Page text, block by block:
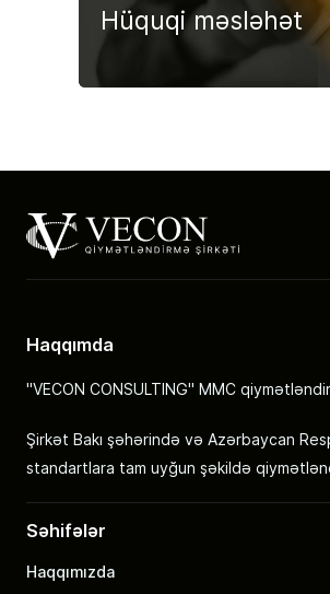
Hüquqi məsləhət
Haqqımda
"VECON CONSULTING" MMC
Şirkət Bakı şəhərində və Azərbaycan
standartlara tam uyğun şəkildə
Səhifələr
Haqqımızda